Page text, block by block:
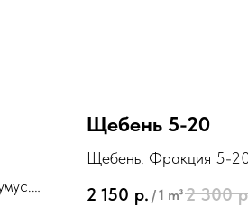
Щебень 5-20
Щебень. Фракция 5-
2 150 р. /1 m³2 300